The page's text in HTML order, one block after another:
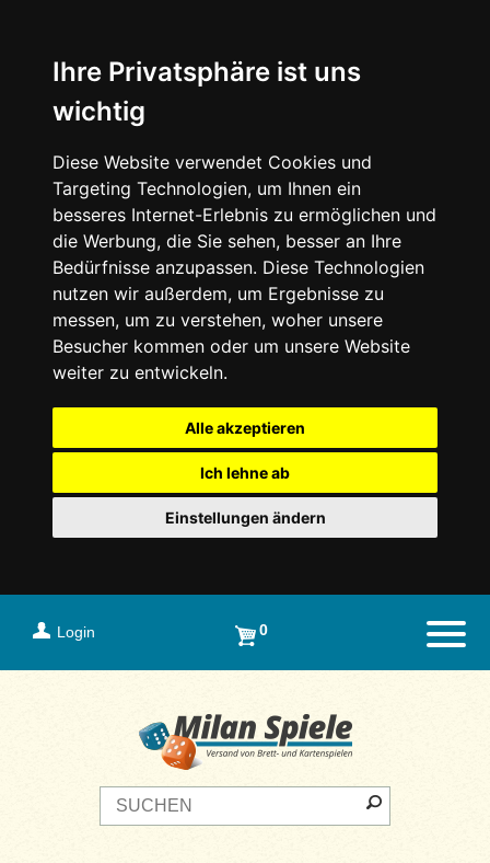
Ihre Privatsphäre ist uns
wichtig
Diese Website verwendet Cookies und
Targeting Technologien, um Ihnen ein
besseres Internet-Erlebnis zu ermöglichen und
die Werbung, die Sie sehen, besser an Ihre
Bedürfnisse anzupassen. Diese Technologien
nutzen wir außerdem, um Ergebnisse zu
messen, um zu verstehen, woher unsere
Besucher kommen oder um unsere Website
weiter zu entwickeln.
Alle akzeptieren
Ich lehne ab
Einstellungen ändern
Login 0